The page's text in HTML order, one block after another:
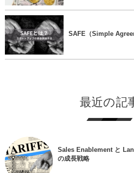
SAFE（Simple
最近の記
Sales Enablement と
の成長戦略